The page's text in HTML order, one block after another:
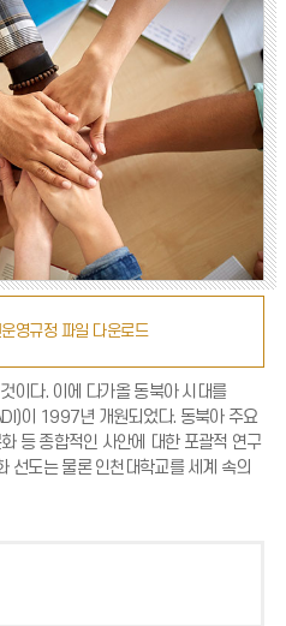
영규정 파일 다운로드
이다. 이에 다가올 동북아 시대를
이 1997년 개원되었다. 동북아 주요
등 종합적인 사안에 대한 포괄적 연구
선도는 물론 인천대학교를 세계 속의